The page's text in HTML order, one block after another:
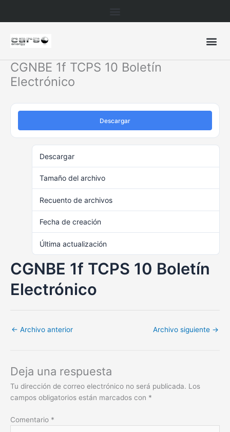
CGNBE 1f TCPS 10 Boletín
Electrónico
Descargar
Descargar
Tamaño del archivo
Recuento de archivos
Fecha de creación
Última actualización
CGNBE 1f TCPS 10 Boletín
Electrónico
← Archivo anterior Archivo siguiente →
Deja una respuesta
Tu dirección de correo electrónico no será publicada. Los
campos obligatorios están marcados con *
Comentario *